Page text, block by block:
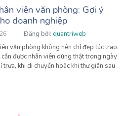
viên văn phòng: Gợi ý
doanh nghiệp
Đăng bởi: quantriweb
văn phòng không nên chỉ đẹp lúc trao.
được nhân viên dùng thật trong ngày
trưa, khi di chuyển hoặc khi thư giãn sau